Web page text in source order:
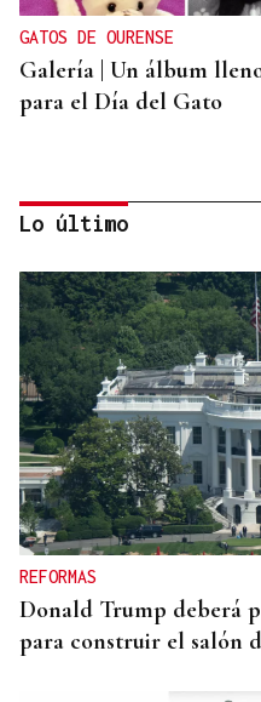
GATOS DE OURENSE
Galería | Un álbum
para el Día del Gato
PARA EL ARREGLO INTEGRAL
Oporto, el modelo a
casco histórico de
Lo último
REFORMAS
Donald Trump deberá
para construir el salón